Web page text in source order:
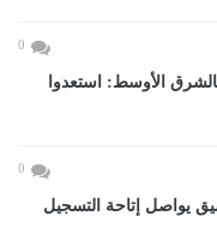
0
بالشرق الأوسط: استعدوا
0
موقع التنسيق يواصل إتاحة التسجيل